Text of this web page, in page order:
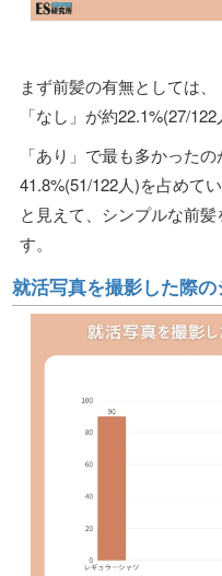
まず前髪の有無としては、
「なし」が約22.1%(27/
「あり」で最も多かった
41.8%(51/122人)を占めて
と見えて、シンプルな前
す。
就活写真を撮影した際